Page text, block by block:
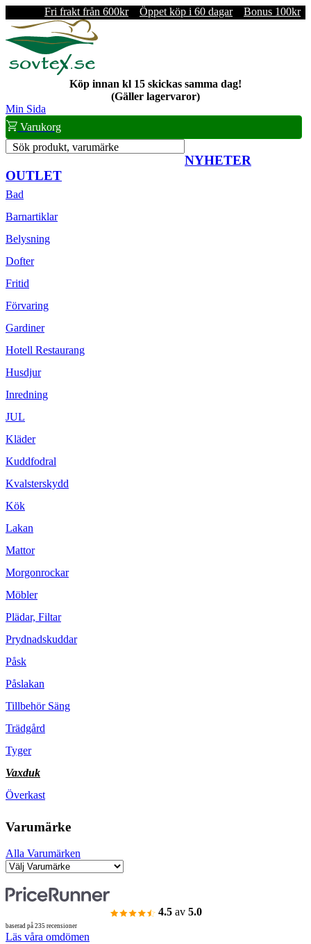
Fri frakt från 600kr Öppet köp i 60 dagar Bonus 100kr
Köp innan kl 15 skickas samma dag!
(Gäller lagervaror)
Min Sida
Varukorg
Sök produkt, varumärke
NYHETER
OUTLET
Bad
Barnartiklar
Belysning
Dofter
Fritid
Förvaring
Gardiner
Hotell Restaurang
Husdjur
Inredning
JUL
Kläder
Kuddfodral
Kvalsterskydd
Kök
Lakan
Mattor
Morgonrockar
Möbler
Plädar, Filtar
Prydnadskuddar
Påsk
Påslakan
Tillbehör Säng
Trädgård
Tyger
Vaxduk
Överkast
Varumärke
Alla Varumärken
4.5 av 5.0
baserad på 235 recensioner
Läs våra omdömen